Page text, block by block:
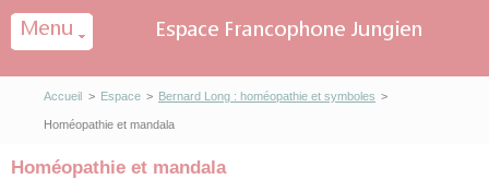
Accueil > Espace > Bernard Long : homéopathie et symboles >
Homéopathie et mandala
Homéopathie et mandala
Panneau de gestion des cookies